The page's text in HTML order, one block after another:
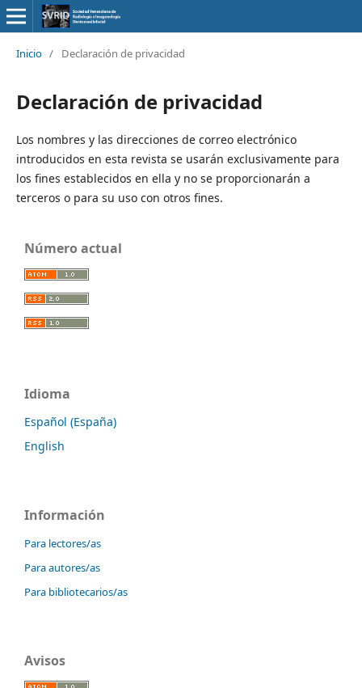
Inicio / Declaración de privacidad
Declaración de privacidad
Los nombres y las direcciones de correo electrónico
introducidos en esta revista se usarán exclusivamente para
los fines establecidos en ella y no se proporcionarán a
terceros o para su uso con otros fines.
Número actual
Idioma
Español (España)
English
Información
Para lectores/as
Para autores/as
Para bibliotecarios/as
Avisos